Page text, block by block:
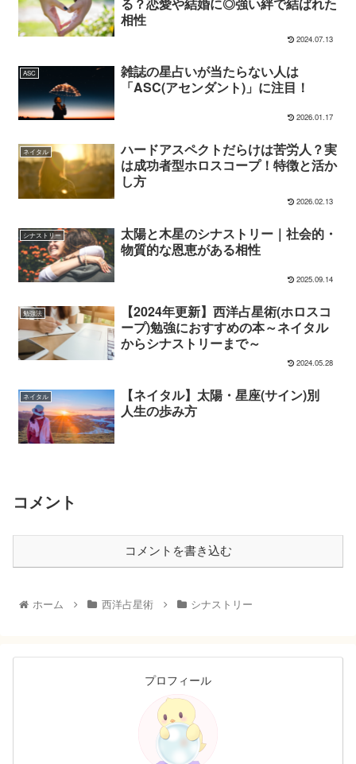
相性
2024.07.13
ASC
雑誌の星占いが当たらない人は
「ASC(アセンダント)」に注目！
2026.01.17
ネイタル
ハードアスペクトだらけは苦労人？実
は成功者型ホロスコープ！特徴と活か
し方
2026.02.13
シナストリー
太陽と木星のシナストリー｜社会的・
物質的な恩恵がある相性
2025.09.14
勉強法
【2024年更新】西洋占星術(ホロスコ
ープ)勉強におすすめの本～ネイタル
からシナストリーまで～
2024.05.28
ネイタル
【ネイタル】太陽・星座(サイン)別
人生の歩み方
コメント
コメントを書き込む
ホーム 西洋占星術 シナストリー
プロフィール